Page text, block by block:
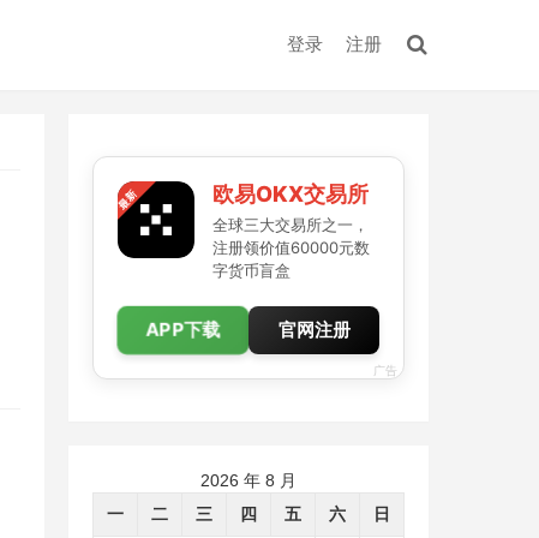
登录 注册
欧易OKX交易所
全球三大交易所之一，
注册领价值60000元数
字货币盲盒
APP下载 官网注册
广告
2026 年 8 月
一
二 三 四 五 六 日